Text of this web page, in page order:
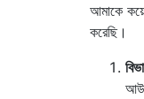
আমাকে
করেছি।